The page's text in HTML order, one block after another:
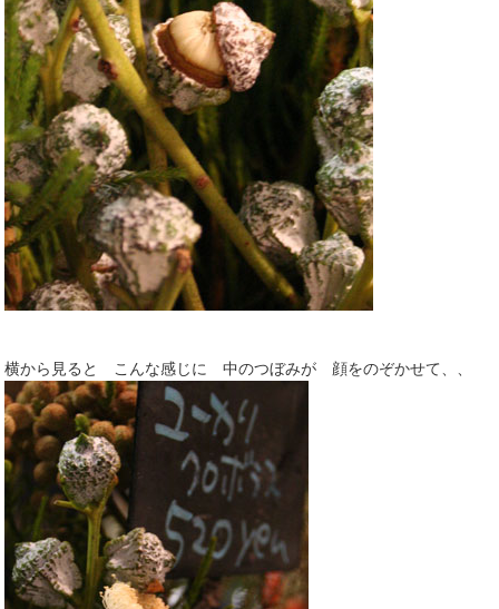
横から見ると こんな感じに 中のつぼみが 顔をのぞかせて、、